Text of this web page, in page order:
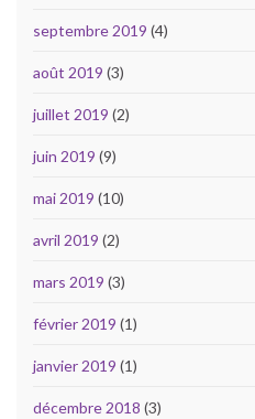
septembre 2019 (4)
août 2019 (3)
juillet 2019 (2)
juin 2019 (9)
mai 2019 (10)
avril 2019 (2)
mars 2019 (3)
février 2019 (1)
janvier 2019 (1)
décembre 2018 (3)